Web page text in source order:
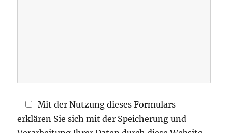
l
e
Mit der Nutzung dieses Formulars
erklären Sie sich mit der Speicherung und